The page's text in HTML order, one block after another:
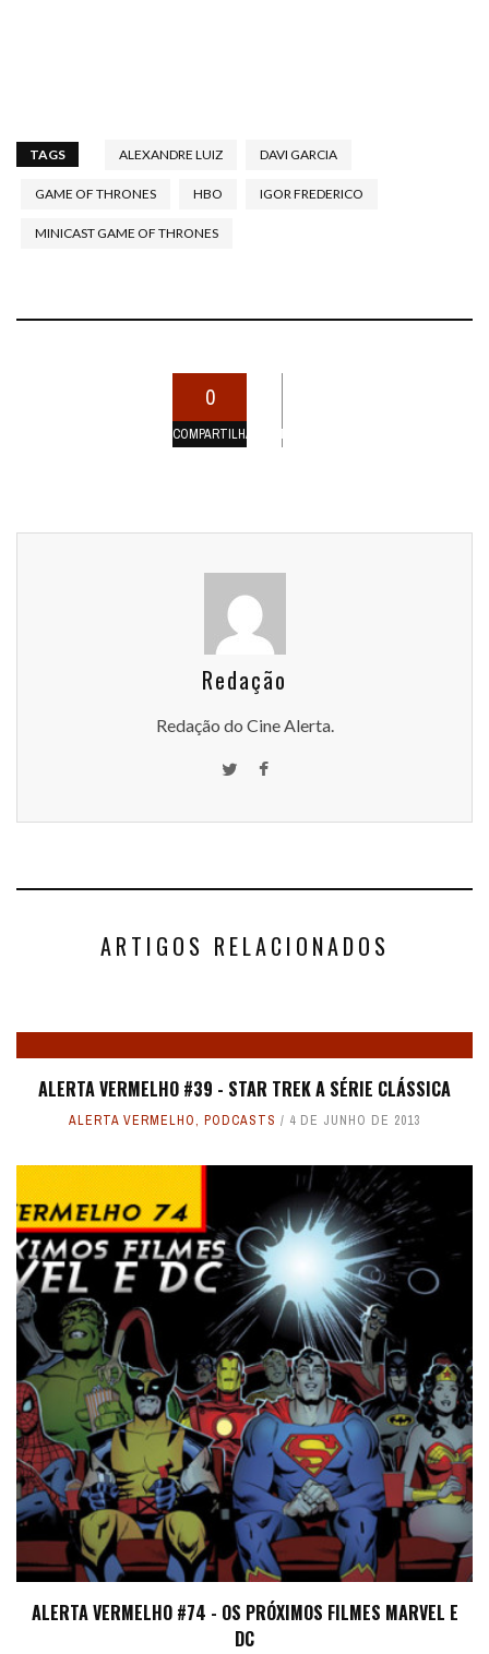
TAGS ALEXANDRE LUIZ DAVI GARCIA
GAME OF THRONES HBO IGOR FREDERICO
MINICAST GAME OF THRONES
0
COMPARTILHAMENTOS
Redação
Redação do Cine Alerta.
ARTIGOS RELACIONADOS
ALERTA VERMELHO #39 - STAR TREK A SÉRIE CLÁSSICA
ALERTA VERMELHO, PODCASTS 4 DE JUNHO DE 2013
ALERTA VERMELHO #74 - OS PRÓXIMOS FILMES MARVEL E
DC